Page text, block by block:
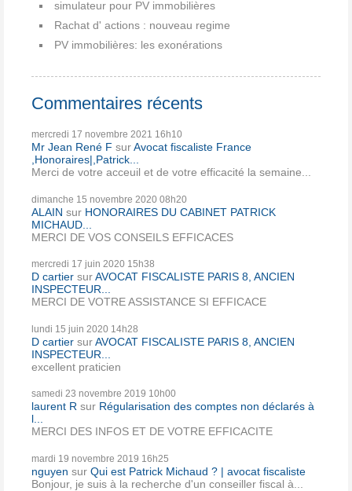
simulateur pour PV immobilières
Rachat d' actions : nouveau regime
PV immobilières: les exonérations
Commentaires récents
mercredi 17 novembre 2021 16h10
Mr Jean René F surAvocat fiscaliste France
,Honoraires|,Patrick...
Merci de votre acceuil et de votre efficacité la semaine...
dimanche 15 novembre 2020 08h20
ALAIN sur HONORAIRES DU CABINET PATRICK
MICHAUD...
MERCI DE VOS CONSEILS EFFICACES
mercredi 17 juin 2020 15h38
D cartier surAVOCAT FISCALISTE PARIS 8, ANCIEN
INSPECTEUR...
MERCI DE VOTRE ASSISTANCE SI EFFICACE
lundi 15 juin 2020 14h28
D cartier surAVOCAT FISCALISTE PARIS 8, ANCIEN
INSPECTEUR...
excellent praticien
samedi 23 novembre 2019 10h00
laurent R sur Régularisation des comptes non déclarés à
l...
MERCI DES INFOS ET DE VOTRE EFFICACITE
mardi 19 novembre 2019 16h25
nguyen sur Qui est Patrick Michaud ? | avocat fiscaliste
Bonjour, je suis à la recherche d'un conseiller fiscal à...